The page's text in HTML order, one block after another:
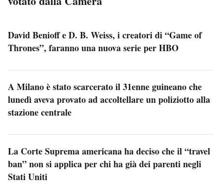
David Benioff e D. B. Weiss, i creatori di “Game of
Thrones”, faranno una nuova serie per HBO
A Milano è stato scarcerato il 31enne guineano che
lunedì aveva provato ad accoltellare un poliziotto alla
stazione centrale
La Corte Suprema americana ha deciso che il “travel
ban” non si applica per chi ha già dei parenti negli
Stati Uniti